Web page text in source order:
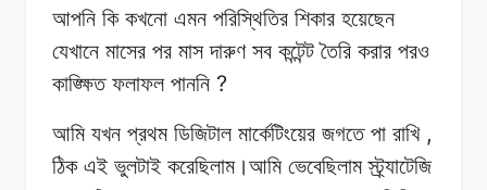
আপনি কি কখনো এমন পরিস্থিতির শিকার হয়েছেন
যেখানে মাসের পর মাস দারুণ সব কন্টেন্ট তৈরি করার পরও
কাঙ্ক্ষিত ফলাফল পাননি ?
আমি যখন প্রথম ডিজিটাল মার্কেটিংয়ের জগতে পা রাখি,
ঠিক এই ভুলটাই করেছিলাম।আমি ভেবেছিলাম স্ট্র্যাটেজি